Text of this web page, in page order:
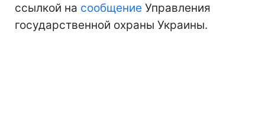
ссылкой на сообщение Управления
государственной охраны Украины.